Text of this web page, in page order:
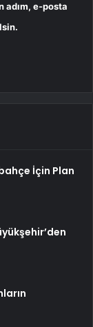
adım, e-posta
İçin Plan